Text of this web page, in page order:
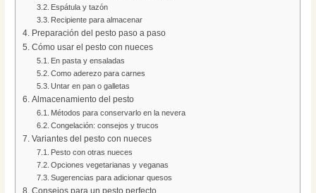
Espátula y tazón
Recipiente para almacenar
Preparación del pesto paso a paso
Cómo usar el pesto con nueces
En pasta y ensaladas
Como aderezo para carnes
Untar en pan o galletas
Almacenamiento del pesto
Métodos para conservarlo en la nevera
Congelación: consejos y trucos
Variantes del pesto con nueces
Pesto con otras nueces
Opciones vegetarianas y veganas
Sugerencias para adicionar quesos